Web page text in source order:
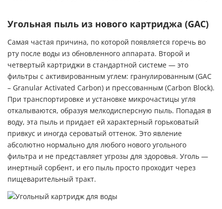
Угольная пыль из нового картриджа (GAC)
Самая частая причина, по которой появляется горечь во
рту после воды из обновленного аппарата. Второй и
четвертый картриджи в стандартной системе — это
фильтры с активированным углем: гранулированным (GAC
– Granular Activated Carbon) и прессованным (Carbon Block).
При транспортировке и установке микрочастицы угля
откалываются, образуя мелкодисперсную пыль. Попадая в
воду, эта пыль и придает ей характерный горьковатый
привкус и иногда сероватый оттенок. Это явление
абсолютно нормально для любого нового угольного
фильтра и не представляет угрозы для здоровья. Уголь —
инертный сорбент, и его пыль просто проходит через
пищеварительный тракт.